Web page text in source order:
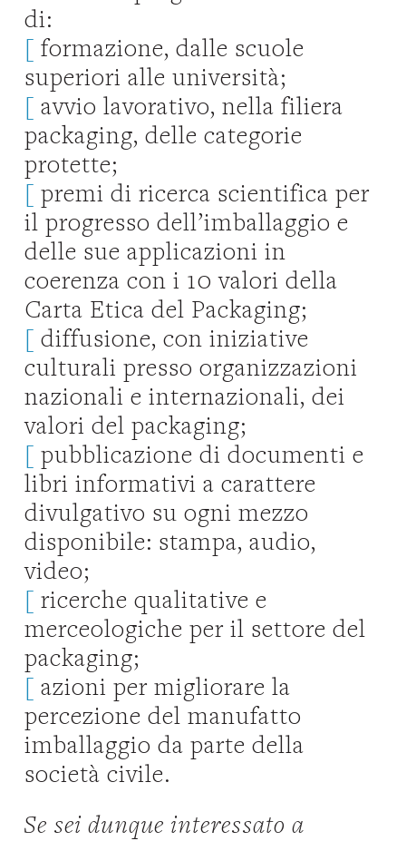
di:
[ formazione, dalle scuole
superiori alle università;
[ avvio lavorativo, nella filiera
packaging, delle categorie
protette;
[ premi di ricerca scientifica per
il progresso dell’imballaggio e
delle sue applicazioni in
coerenza con i 10 valori della
Carta Etica del Packaging;
[ diffusione, con iniziative
culturali presso organizzazioni
nazionali e internazionali, dei
valori del packaging;
[ pubblicazione di documenti e
libri informativi a carattere
divulgativo su ogni mezzo
disponibile: stampa, audio,
video;
[ ricerche qualitative e
merceologiche per il settore del
packaging;
[ azioni per migliorare la
percezione del manufatto
imballaggio da parte della
società civile.
Se sei dunque interessato a